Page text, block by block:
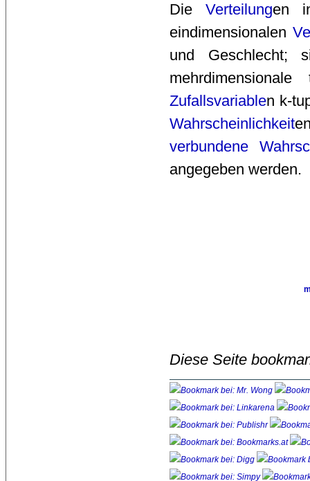
Die Verteilungen
eindimensionalen
und
Zufallsvariablen k-
Wahrscheinlichkeit
verbundene
angegeben werden.
Diese Seite